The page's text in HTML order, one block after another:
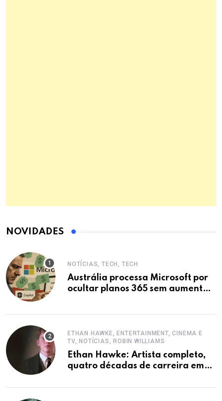
NOVIDADES
NOTÍCIAS, TECH, TECH
Austrália processa Microsoft por
ocultar planos 365 sem aumento e
ETHAN HAWKE, ENTERTAINMENT, CINEMA E
TV, NOTÍCIAS, ROBIN WILLIAMS
Ethan Hawke: Artista completo,
quatro décadas de carreira em